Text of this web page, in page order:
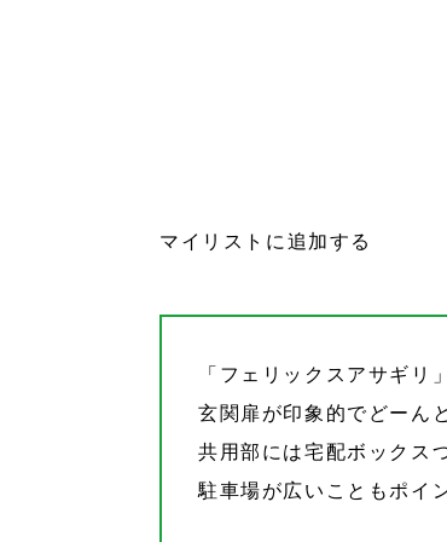
マイリストに追加する
「フェリックスアサギ
玄関扉が印象的でどーん
共用部には宅配ボックス
駐車場が広いこともポイ